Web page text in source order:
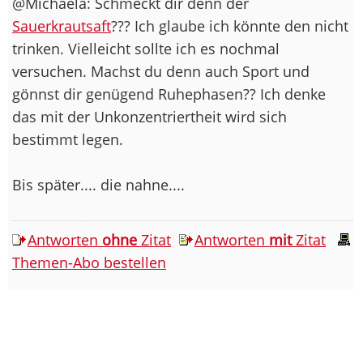
Sauerkrautsaft??? Ich glaube ich könnte den nicht
trinken. Vielleicht sollte ich es nochmal
versuchen. Machst du denn auch Sport und
gönnst dir genügend Ruhephasen?? Ich denke
das mit der Unkonzentriertheit wird sich
bestimmt legen.
Bis später.... die nahne....
Antworten ohne Zitat Antworten mitZitat
Themen-Abo bestellen